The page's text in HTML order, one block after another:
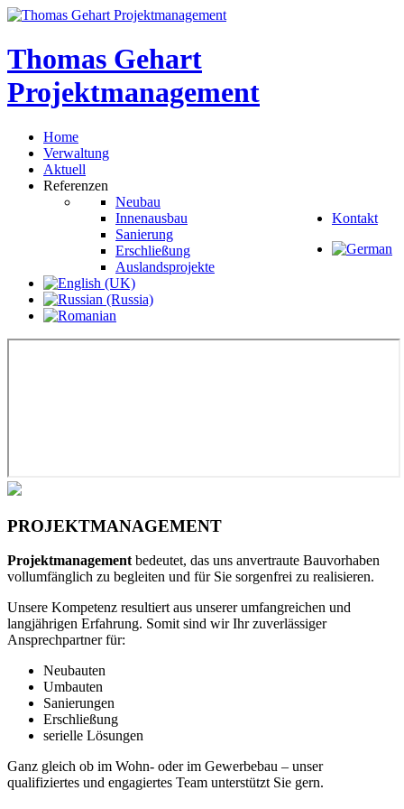
Thomas Gehart
Projektmanagement
Home
Verwaltung
Aktuell
Referenzen
Neubau
Innenausbau
Sanierung
Erschließung
Auslandsprojekte
Kontakt
PROJEKTMANAGEMENT
Projektmanagement bedeutet, das uns anvertraute Bauvorhaben
vollumfänglich zu begleiten und für Sie sorgenfrei zu realisieren.
Unsere Kompetenz resultiert aus unserer umfangreichen und
langjährigen Erfahrung. Somit sind wir Ihr zuverlässiger
Ansprechpartner für:
Neubauten
Umbauten
Sanierungen
Erschließung
serielle Lösungen
Ganz gleich ob im Wohn- oder im Gewerbebau – unser
qualifiziertes und engagiertes Team unterstützt Sie gern.